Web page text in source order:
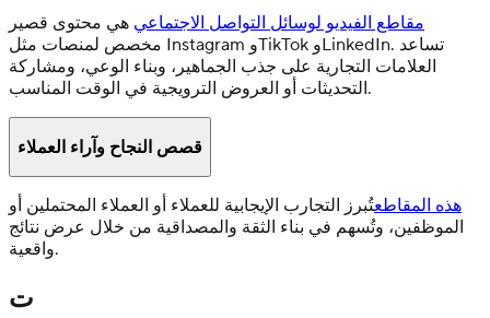
مقاطع الفيديو لوسائل التواصل الاجتماعي هي محتوى قصير
مخصص لمنصات مثل Instagram وTikTok وLinkedIn. تساعد
العلامات التجارية على جذب الجماهير، وبناء الوعي، ومشاركة
التحديثات أو العروض الترويجية في الوقت المناسب.
قصص النجاح وآراء العملاء
هذه المقاطعتُبرز التجارب الإيجابية للعملاء أو العملاء المحتملين أو
الموظفين، وتُسهم في بناء الثقة والمصداقية من خلال عرض نتائج
واقعية.
ت